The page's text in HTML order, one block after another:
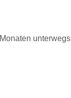
unterwegs